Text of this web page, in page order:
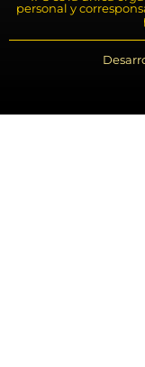
personal y